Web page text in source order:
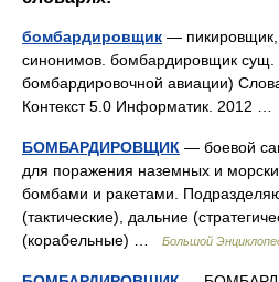
бомбардировщик — пикировщик,
синонимов. бомбардировщик сущ.
бомбардировочной авиации)
Контекст 5.0 Информатик. 2012 …
БОМБАРДИРОВЩИК — боевой
для поражения наземных и
бомбами и ракетами.
(тактические), дальние
(корабельные) …
Большой